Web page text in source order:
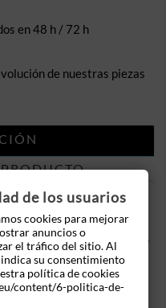
en 48 h / 72 h
de nuestras piezas
de Mando elevalunas
(E39) 525 tds (143 cv)
- Ref: 8368966. Botón de
de retrovisores .
si tiene cualquier duda
de los usuarios
cookies para mejorar
anuncios o
el tráfico del sitio. Al
su consentimiento
política de cookies
content/6-politica-de-